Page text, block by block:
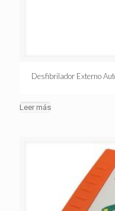
Desfibrilador Externo
Leer más